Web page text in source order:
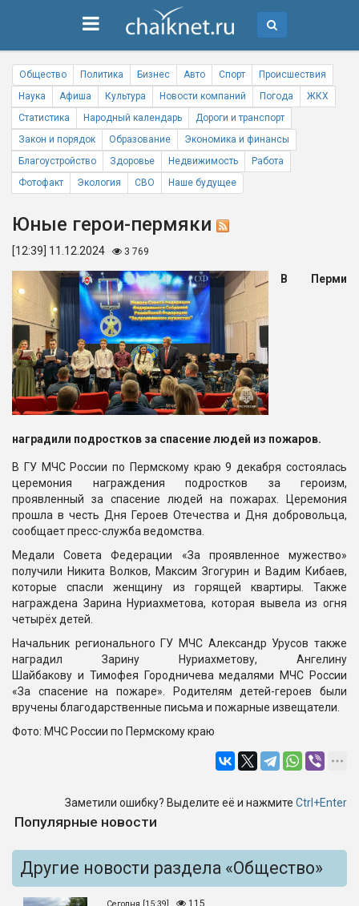
Общество Политика Бизнес Авто Спорт
Происшествия
Наука
Афиша Культура Новости компаний Погода
ЖКХ
Статистика
Народный календарь
Дороги и транспорт
Закон и порядок
Образование
Экономика и финансы
Благоустройство
Здоровье Недвижимость
Работа
Фотофакт
Экология СВО Наше будущее
Юные герои-пермяки
[12:39] 11.12.2024 3 769
В Перми
наградили подростков за спасение людей из пожаров.
В ГУ МЧС России по Пермскому краю 9 декабря состоялась
церемония награждения подростков за героизм,
проявленный за спасение людей на пожарах. Церемония
прошла в честь Дня Героев Отечества и Дня добровольца,
сообщает пресс-служба ведомства.
Медали Совета Федерации «За проявленное мужество»
получили Никита Волков, Максим Згогурин и Вадим Кибаев,
которые спасли женщину из горящей квартиры. Также
награждена Зарина Нуриахметова, которая вывела из огня
четырёх детей.
Начальник регионального ГУ МЧС Александр Урусов также
наградил Зарину Нуриахметову, Ангелину
Шайбакову и Тимофея Городничева медалями МЧС России
«За спасение на пожаре». Родителям детей-героев были
вручены благодарственные письма и пожарные извещатели.
Фото: МЧС России по Пермскому краю
Заметили ошибку? Выделите её и нажмите Ctrl+Enter
Популярные новости
Другие новости раздела «Общество»
Сегодня [15:39] 115